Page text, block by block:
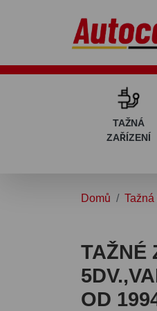
TAŽNÁ
ZAŘÍZENÍ
Domů
TAŽNÉ
OD